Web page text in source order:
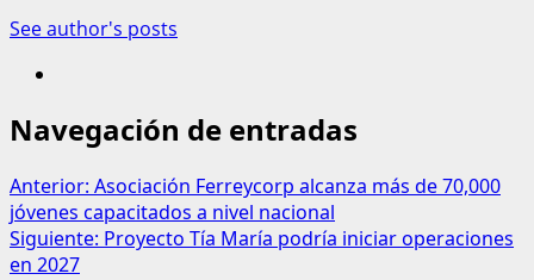
See author's posts
Navegación de entradas
Anterior: Asociación Ferreycorp alcanza más de 70,000
jóvenes capacitados a nivel nacional
Siguiente: Proyecto Tía María podría iniciar operaciones
en 2027